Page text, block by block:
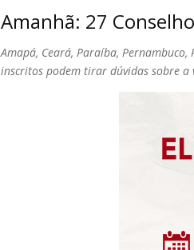
Amanhã: 27
Amapá, Ceará, Paraíba,
inscritos podem tirar dúvidas sobre